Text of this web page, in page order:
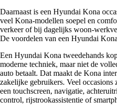
Daarnaast is een Hyundai Kona
veel Kona-modellen soepel en
verkeer of bij dagelijks woon-
De voordelen van een Hyundai
Een Hyundai Kona tweedehands
moderne techniek, maar niet de
auto betaalt. Dat maakt de Kona
zakelijke gebruikers. Veel
een touchscreen, navigatie,
control, rijstrookassistentie of